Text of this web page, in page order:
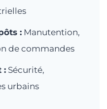
:Manutention,
de commandes
:Sécurité,
urbains